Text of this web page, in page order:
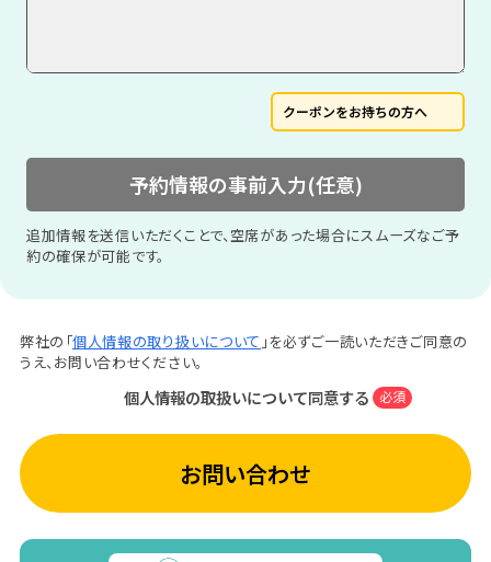
クーポンをお持ちの方へ
予約情報の事前入力(任意)
追加情報を送信いただくことで、空席があった場合にスムーズなご予
約の確保が可能です。
弊社の「個人情報の取り扱いについて 」を必ずご一読いただきご同意の
うえ、お問い合わせください。
個人情報の取扱いについて同意する 必須
お問い合わせ